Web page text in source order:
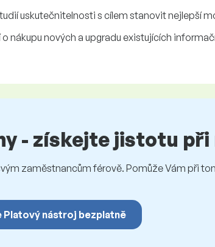
uskutečnitelnosti s cílem stanovit nejlepší
nákupu nových a upgradu existujících
- získejte jistotu při
zaměstnancům férově. Pomůže Vám při
Platový nástroj bezplatně